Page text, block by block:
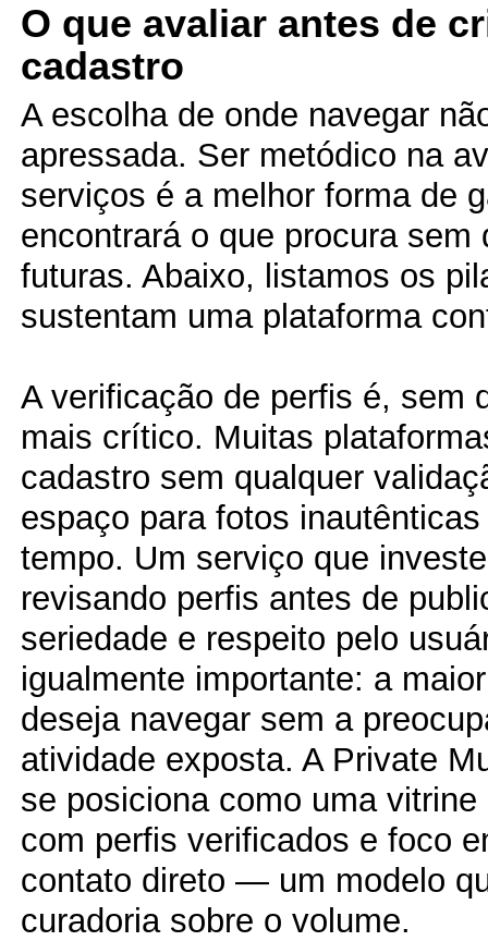
O que avaliar antes de
cadastro
A escolha de onde navegar
apressada. Ser metódico na
serviços é a melhor forma de
encontrará o que procura sem
futuras. Abaixo, listamos os
sustentam uma plataforma
A verificação de perfis é, sem
mais crítico. Muitas
cadastro sem qualquer
espaço para fotos
tempo. Um serviço que
revisando perfis antes de
seriedade e respeito pelo
igualmente importante: a
deseja navegar sem a
atividade exposta. A Private
se posiciona como uma
com perfis verificados e foco
contato direto — um modelo
curadoria sobre o volume.